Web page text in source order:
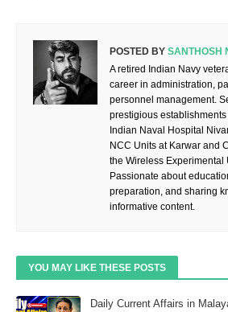
POSTED BY SANTHOSH
A retired Indian Navy
career in administration,
personnel management.
prestigious
Indian Naval Hospital
NCC Units at Karwar and
the Wireless Experimental
Passionate about
preparation, and sharing
informative content.
YOU MAY LIKE THESE POSTS
Daily Current Affairs in